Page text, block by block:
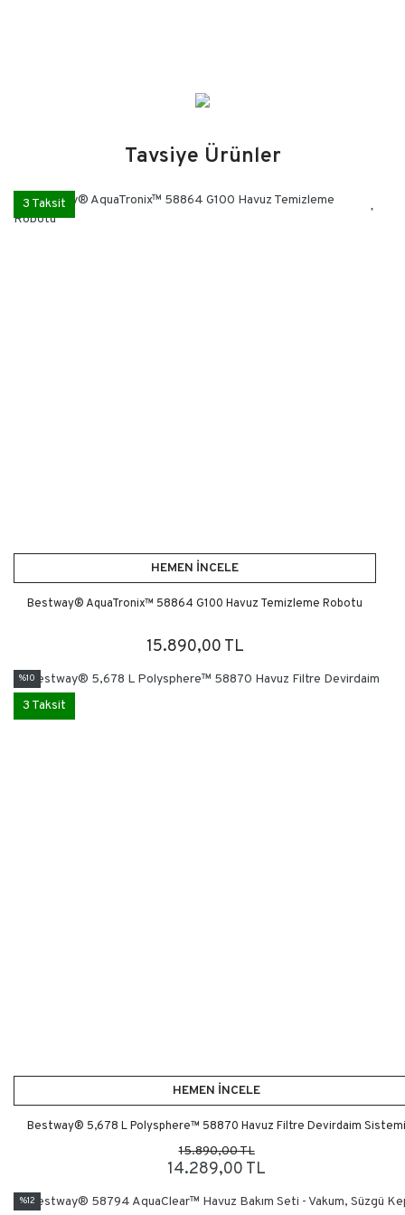
Kullanım Klavuzunu İNDİR
Tavsiye Ürünler
3 Taksit
HEMEN İNCELE
Bestway® AquaTronix™ 58864 G100 Havuz Temizleme Robotu
15.890,00 TL
%10
3 Taksit
HEMEN İNCELE
Bestway® 5,678 L Polysphere™ 58870 Havuz Filtre Devirdaim Sistemi
15.890,00 TL
14.289,00 TL
%12